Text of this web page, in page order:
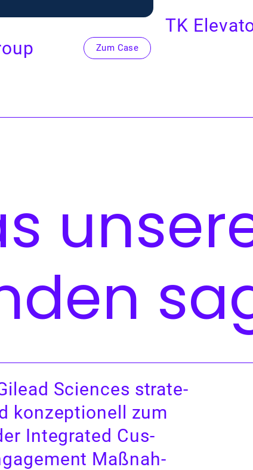
Zum Case
TK
Sci­ences strate­
konzep­tionell zum
Inte­grat­ed Cus­
Maß­nah­